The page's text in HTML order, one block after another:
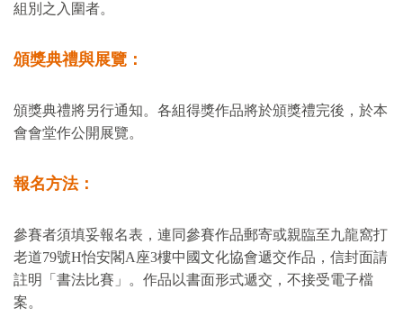
組別之入圍者。
頒獎典禮與展覽：
頒獎典禮將另行通知。各組得獎作品將於頒獎禮完後，於本
會會堂作公開展覽。
報名方法：
參賽者須填妥報名表，連同參賽作品郵寄或親臨至九龍窩打
老道79號H怡安閣A 座3樓中國文化協會遞交作品，信封面請
註明「書法比賽」。作品以書面形式遞交，不接受電子檔
案。